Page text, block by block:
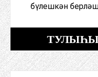
бүлешкән